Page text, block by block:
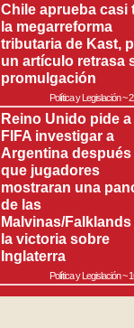
Chile aprueba casi
la megarreforma
tributaria de Kast,
un artículo retrasa
promulgación
Política y Legislación~
Reino Unido pide a
FIFA investigar a
Argentina después
que jugadores
mostraran una
de las
Malvinas/
la victoria sobre
Inglaterra
Política y Legislación~